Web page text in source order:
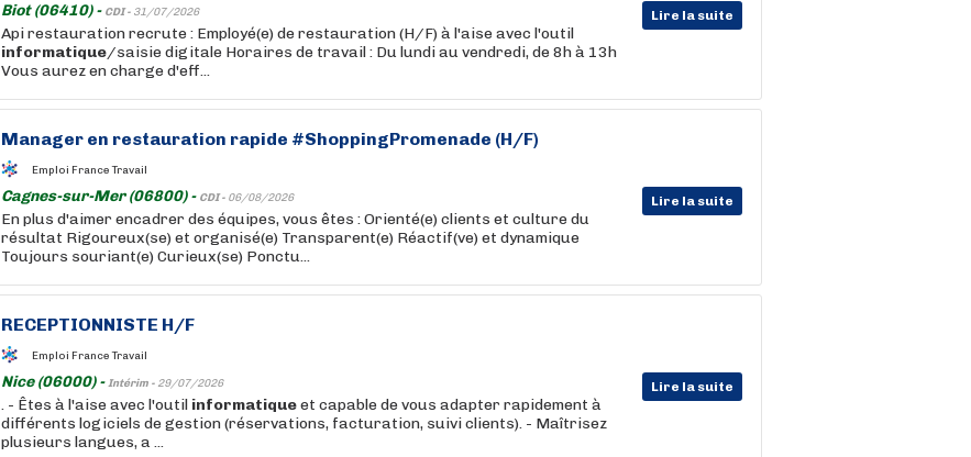
Biot (06410) - CDI - 31/07/2026 Lire la suite
Api restauration recrute : Employé(e) de restauration (H/F) à l'aise avec l'outil
informatique/saisie digitale Horaires de travail : Du lundi au vendredi, de 8h à 13h
Vous aurez en charge d'eff...
Manager en restauration rapide #ShoppingPromenade (H/F)
Emploi France Travail
Cagnes-sur-Mer (06800) - CDI - 06/08/2026 Lire la suite
En plus d'aimer encadrer des équipes, vous êtes : Orienté(e) clients et culture du
résultat Rigoureux(se) et organisé(e) Transparent(e) Réactif(ve) et dynamique
Toujours souriant(e) Curieux(se) Ponctu...
RECEPTIONNISTE H/F
Emploi France Travail
Nice (06000) -Intérim - 29/07/2026 Lire la suite
. - Êtes à l'aise avec l'outil informatiqueet capable de vous adapter rapidement à
différents logiciels de gestion (réservations, facturation, suivi clients). - Maîtrisez
plusieurs langues, a ...